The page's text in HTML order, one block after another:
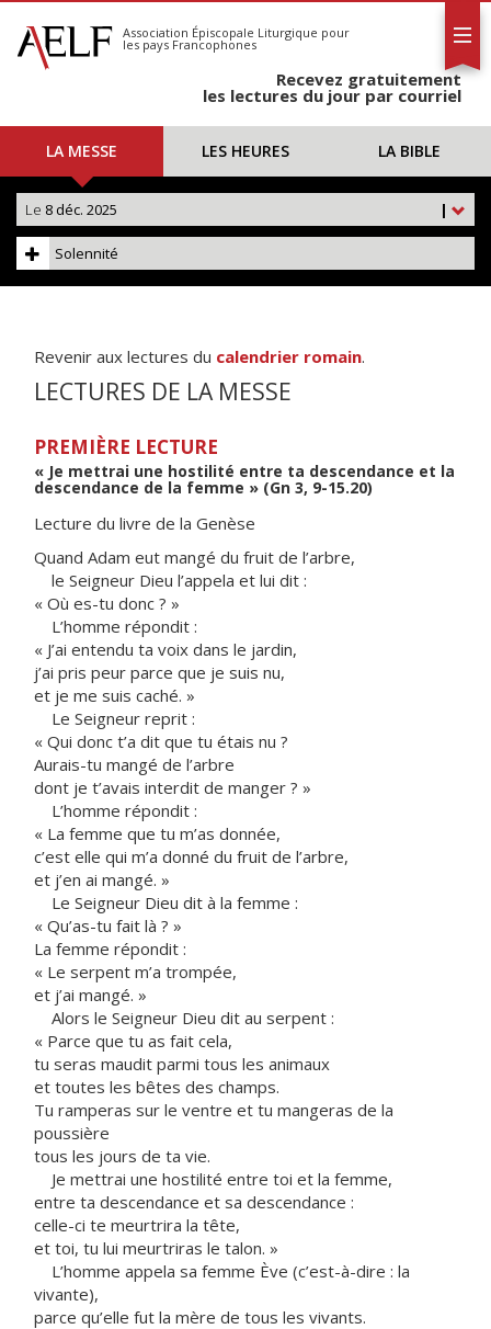
S'abonner
Calendrier
Association Épiscopale Liturgique pour
les pays Francophones
Recevez gratuitement
les lectures du jour par courriel
LA MESSE LES HEURES LA BIBLE
|
Le 8 déc. 2025
Solennité
Revenir aux lectures du calendrier romain.
LECTURES DE LA MESSE
PREMIÈRE LECTURE
« Je mettrai une hostilité entre ta descendance et la
descendance de la femme » (Gn 3, 9-15.20)
Lecture du livre de la Genèse
Quand Adam eut mangé du fruit de l’arbre,
le Seigneur Dieu l’appela et lui dit :
« Où es-tu donc ? »
L’homme répondit :
« J’ai entendu ta voix dans le jardin,
j’ai pris peur parce que je suis nu,
et je me suis caché. »
Le Seigneur reprit :
« Qui donc t’a dit que tu étais nu ?
Aurais-tu mangé de l’arbre
dont je t’avais interdit de manger ? »
L’homme répondit :
« La femme que tu m’as donnée,
c’est elle qui m’a donné du fruit de l’arbre,
et j’en ai mangé. »
Le Seigneur Dieu dit à la femme :
« Qu’as-tu fait là ? »
La femme répondit :
« Le serpent m’a trompée,
et j’ai mangé. »
Alors le Seigneur Dieu dit au serpent :
« Parce que tu as fait cela,
tu seras maudit parmi tous les animaux
et toutes les bêtes des champs.
Tu ramperas sur le ventre et tu mangeras de la
poussière
tous les jours de ta vie.
Je mettrai une hostilité entre toi et la femme,
entre ta descendance et sa descendance :
celle-ci te meurtrira la tête,
et toi, tu lui meurtriras le talon. »
L’homme appela sa femme Ève (c’est-à-dire : la
vivante),
parce qu’elle fut la mère de tous les vivants.